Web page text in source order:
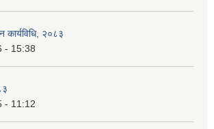
कार्यविधि, २०८३
- 15:38
- 11:12